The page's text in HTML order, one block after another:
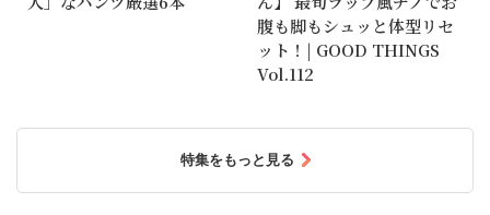
腹も脚もシュッと体型リセ
ット！| GOOD THINGS
Vol.112
特集をもっと見る